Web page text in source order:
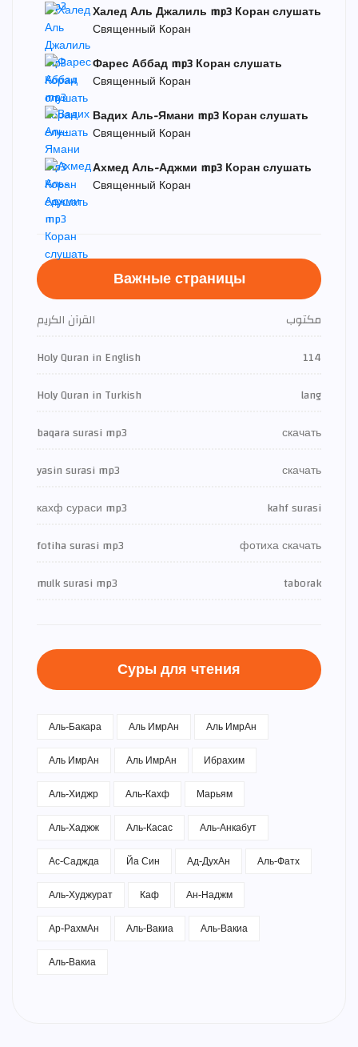
Халед Аль Джалиль mp3 Коран слушать
Священный Коран
Фарес Аббад mp3 Коран слушать
Священный Коран
Вадих Аль-Ямани mp3 Коран слушать
Священный Коран
Ахмед Аль-Аджми mp3 Коран слушать
Священный Коран
Важные страницы
القرآن الكريم
مكتوب
Holy Quran in English
114
Holy Quran in Turkish
lang
baqara surasi mp3
скачать
yasin surasi mp3
скачать
кахф сураси mp3
kahf surasi
fotiha surasi mp3
фотиха скачать
mulk surasi mp3
taborak
Суры для чтения
Аль-Бакара Аль ИмрАн
Аль ИмрАн
Аль ИмрАн
Аль ИмрАн
Ибрахим
Аль-Хиджр
Аль-Кахф
Марьям
Аль-Хаджж
Аль-Касас
Аль-Анкабут
Ас-Саджда
Йа Син Ад-ДухАн
Аль-Фатх
Аль-Худжурат
Каф
Ан-Наджм
Ар-РахмАн
Аль-Вакиа
Аль-Вакиа
Аль-Вакиа